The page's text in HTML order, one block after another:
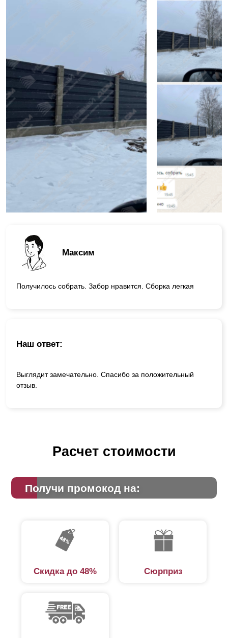
Максим
Получилось собрать. Забор нравится. Сборка легкая
Наш ответ:
Выглядит замечательно. Спасибо за положительный
отзыв.
Расчет стоимости
Получи промокод на:
Скидка до 48% Сюрприз